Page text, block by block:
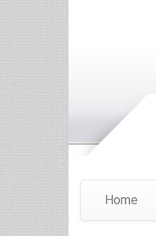
Home